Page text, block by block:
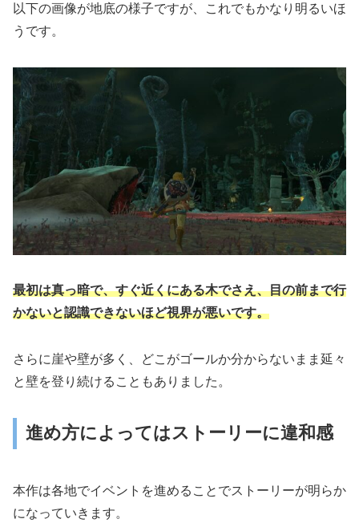
以下の画像が地底の様子ですが、これでもかなり明るいほ
うです。
最初は真っ暗で、すぐ近くにある木でさえ、目の前まで行
かないと認識できないほど視界が悪いです。
さらに崖や壁が多く、どこがゴールか分からないまま延々
と壁を登り続けることもありました。
進め方によってはストーリーに違和感
本作は各地でイベントを進めることでストーリーが明らか
になっていきます。